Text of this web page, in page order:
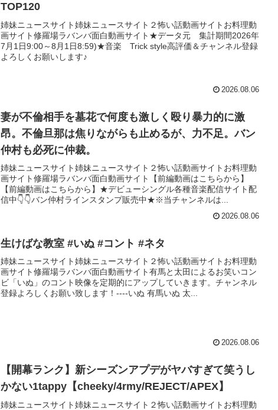
TOP120
姉妹ニュースサイト姉妹ニュースサイト２怖い話動画サイトお料理動
画サイト修羅場ラバンバ面白動画サイト★データ元 集計期間2026年
7月1日9:00～8月1日8:59)★音楽 Trick style高評価＆チャンネル登録
よろしくお願いします♪
2026.08.06
妻が不倫相手を墓花で何度も激しく殴り暴力的に激
昂。不倫旦那は焦りながらも止めるが、力不足。バン
仲村も必死に仲裁。
姉妹ニュースサイト姉妹ニュースサイト２怖い話動画サイトお料理動
画サイト修羅場ラバンバ面白動画サイト【前編動画はこちらから】
【前編動画はこちらから】★デビューシングル各種音楽配信サイト配
信中👇👇バン仲村ラインスタンプ販売中★※当チャンネルは...
2026.08.06
生けばな教室 #いぬ #コント #ネタ
姉妹ニュースサイト姉妹ニュースサイト２怖い話動画サイトお料理動
画サイト修羅場ラバンバ面白動画サイト有馬と太田によるお笑いコン
ビ「いぬ」のコント映像を定期的にアップしていきます。チャンネル
登録よろしくお願い致します！----いぬ 有馬いぬ 太...
2026.08.06
【開幕ランク】新シーズンアプデがヤバすぎて笑うし
かない1tappy【cheeky/4rmy/REJECT/APEX】
姉妹ニュースサイト姉妹ニュースサイト２怖い話動画サイトお料理動